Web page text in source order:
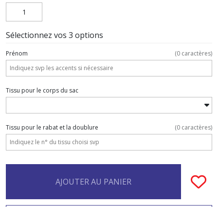
Sélectionnez vos 3 options
Prénom (0 caractères)
Tissu pour le corps du sac
Tissu pour le rabat et la doublure (0 caractères)
AJOUTER AU PANIER